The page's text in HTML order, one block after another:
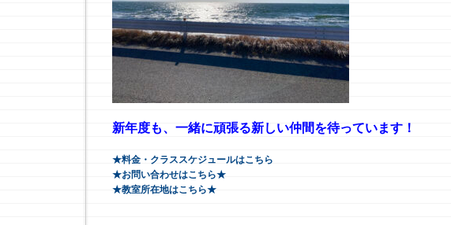
新年度も、一緒に頑張る新しい仲間を待っています！
★料金・クラススケジュールはこちら
★お問い合わせはこちら★
★教室所在地はこちら★